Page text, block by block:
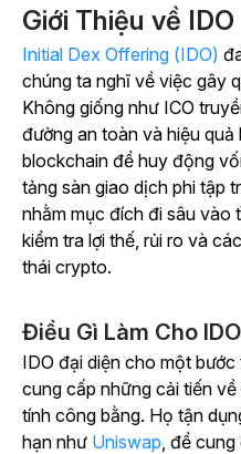
Giới Thiệu về IDO
Initial Dex Offering (IDO)
chúng ta nghĩ về việc gây
Không giống như ICO
đường an toàn và hiệu
blockchain để huy động
tảng sàn giao dịch phi tập
nhằm mục đích đi sâu vào
kiểm tra lợi thế, rủi ro và
thái crypto.
Điều Gì Làm Cho
IDO đại diện cho một
cung cấp những cải tiến
tính công bằng. Họ tận
hạn như Uniswap, để